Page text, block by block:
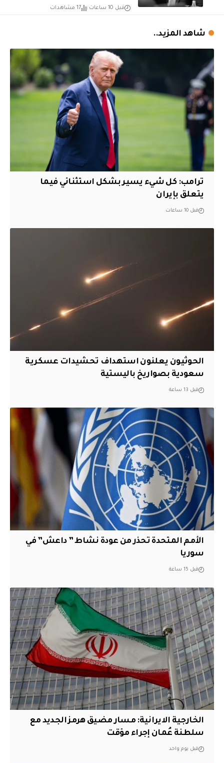
قبل 10 ساعات 17 مشاهدات
شاهد المزيد..
ترامب: كل شيء يسير بشكل استثنائي فيما
يتعلق بإيران
قبل 10 ساعات
الحوثيون يعلنون استهداف تحشيدات عسكرية
سعودية بصواريخ باليستية
قبل 13 ساعة
الأمم المتحدة تحذر من عودة نشاط ” داعش” في
سوريا
قبل 15 ساعة
الخارجية الايرانية: مسار مضيق هرمز الجديد مع
سلطنة عُمان إجراء مؤقت
قبل يوم واحد